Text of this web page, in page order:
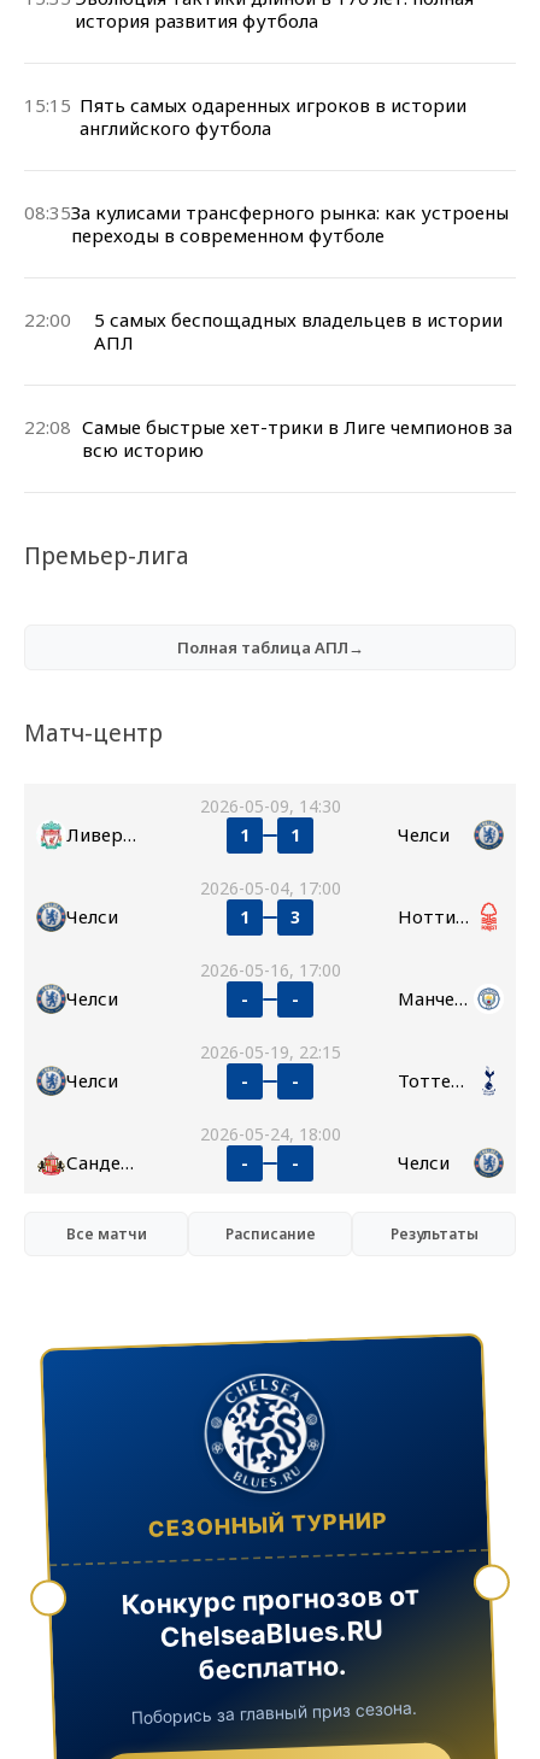
история развития футбола
15:15 Пять самых одаренных игроков в истории
английского футбола
08:35За кулисами трансферного рынка: как устроены
переходы в современном футболе
22:00
5 самых беспощадных владельцев в истории
АПЛ
22:08 Самые быстрые хет-трики в Лиге чемпионов за
всю историю
Премьер-лига
Полная таблица АПЛ→
Матч-центр
2026-05-09, 14:30
Ливерпуль 1 1 Челси
2026-05-04, 17:00
Челси 1 3 Ноттингем Форест
2026-05-16, 17:00
Челси - - Манчестер Сити
2026-05-19, 22:15
Челси - - Тоттенхэм
2026-05-24, 18:00
Сандерленд - - Челси
Все матчи Расписание Результаты
СЕЗОННЫЙ ТУРНИР
Конкурс прогнозов от
ChelseaBlues.RU
бесплатно.
Поборись за главный приз сезона.